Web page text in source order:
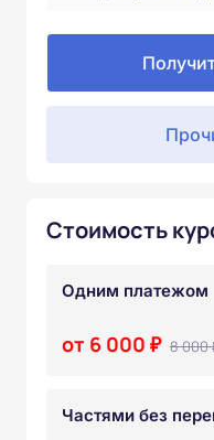
Стоимость
Одним платежом
от 6 000 ₽ 8 000
Частями без